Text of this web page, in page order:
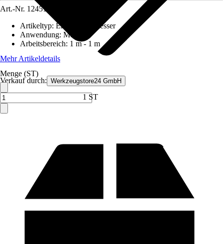
Verkauf durch: Werkzeugstore24 GmbH
Art.-Nr. 12451745
Artikeltyp: Entfernungsmesser
Anwendung: Messen
Arbeitsbereich: 1 m - 1 m
Mehr Artikeldetails
Menge (ST)
1 ST